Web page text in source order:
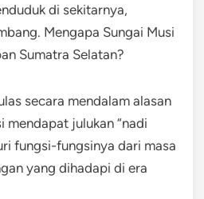
di sekitarnya,
Mengapa Sungai Musi
Sumatra Selatan?
secara mendalam alasan
mendapat julukan “nadi
fungsi-fungsinya dari masa
yang dihadapi di era